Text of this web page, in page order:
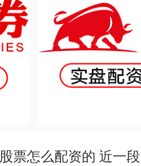
股票怎么配资的 近一